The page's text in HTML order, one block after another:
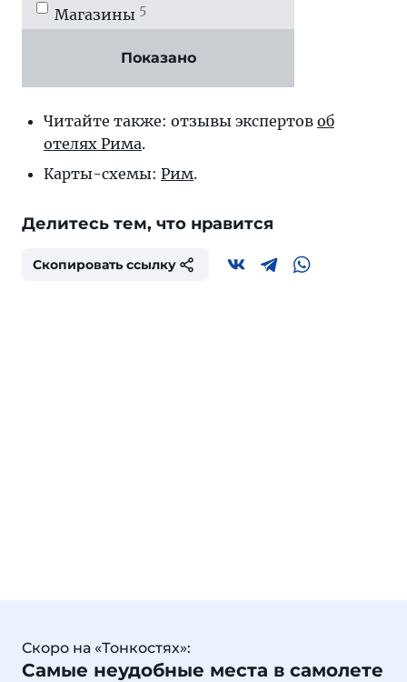
Показано
Магазины 5
Читайте также: отзывы экспертов об
отелях Рима.
Карты-схемы: Рим.
Делитесь тем, что нравится
Скопировать ссылку
Скоро на «Тонкостях»:
Самые неудобные места в самолете